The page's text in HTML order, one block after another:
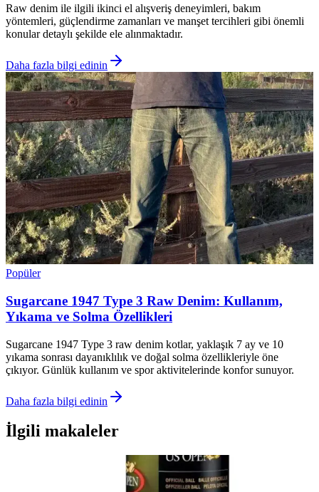
Raw denim ile ilgili ikinci el alışveriş deneyimleri, bakım
yöntemleri, güçlendirme zamanları ve manşet tercihleri gibi önemli
konular detaylı şekilde ele alınmaktadır.
Daha fazla bilgi edinin
Popüler
Sugarcane 1947 Type 3 Raw Denim: Kullanım,
Yıkama ve Solma Özellikleri
Sugarcane 1947 Type 3 raw denim kotlar, yaklaşık 7 ay ve 10
yıkama sonrası dayanıklılık ve doğal solma özellikleriyle öne
çıkıyor. Günlük kullanım ve spor aktivitelerinde konfor sunuyor.
Daha fazla bilgi edinin
İlgili makaleler